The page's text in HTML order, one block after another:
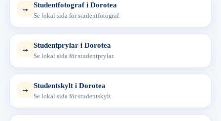
→ Studentfotograf i Dorotea
Se lokal sida för studentfotograf.
→ Studentprylar i Dorotea
Se lokal sida för studentprylar.
→ Studentskylt i Dorotea
Se lokal sida för studentskylt.